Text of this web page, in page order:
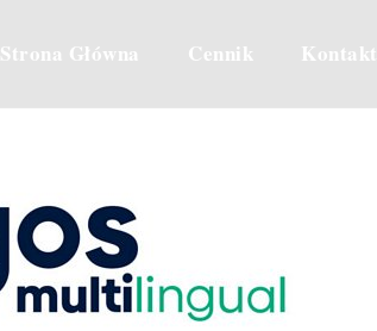
Strona Główna Cennik Kontakt